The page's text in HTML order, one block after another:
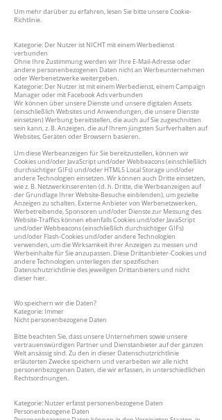
Um mehr darüber zu erfahren, lesen Sie bitte unsere Cookie-
Richtlinie.
Kategorie: Der Nutzer ist NICHT mit einem Werbedienst
verbunden
Ohne Ihre Zustimmung werden wir Ihre E-Mail-Adresse oder
andere personenbezogenen Daten nicht an Werbeunternehmen
oder Werbenetzwerke weitergeben.
Kategorie: Der Nutzer ist mit einem Werbedienst, einem Campaign
Manager oder mit Facebook Ads verbunden
Wir können über unsere Dienste und unsere digitalen Assets
(einschließlich Websites und Anwendungen, die unsere Dienste
einsetzen) Werbung bereitstellen, die auch auf Sie zugeschnitten
sein kann, z. B. Anzeigen, die auf Ihrem jüngsten Surfverhalten auf
Websites, Geräten oder Browsern basieren.
Um diese Werbeanzeigen für Sie bereitzustellen, können wir
Cookies und/oder JavaScript und/oder Webbeacons (einschließlich
durchsichtiger GIFs) und/oder HTML5 Local Storage und/oder
andere Technologien einsetzen. Wir können auch Dritte einsetzen,
wie z. B. Netzwerkinserenten (d. h. Dritte, die Werbeanzeigen auf
der Grundlage Ihrer Website-Besuche einblenden), um gezielte
Anzeigen zu schalten. Externe Anbieter von Werbenetzwerken,
Werbetreibende, Sponsoren und/oder Dienste zur Messung des
Website-Traffics können ebenfalls Cookies und/oder JavaScript
und/oder Webbeacons (einschließlich durchsichtiger GIFs)
und/oder Flash-Cookies und/oder andere Technologien
verwenden, um die Wirksamkeit ihrer Anzeigen zu messen und
Werbeinhalte für Sie anzupassen. Diese Drittanbieter-Cookies und
andere Technologien unterliegen der spezifischen
Datenschutzrichtlinie des jeweiligen Drittanbieters und nicht
dieser hier.
Wo speichern wir die Daten?
Kategorie: Immer
Nicht personenbezogene Daten
Bitte beachten Sie, dass unsere Unternehmen sowie unsere
vertrauenswürdigen Partner und Dienstanbieter auf der ganzen
Welt ansässig sind. Zu den in dieser Datenschutzrichtlinie
erläuterten Zwecke speichern und verarbeiten wir alle nicht
personenbezogenen Daten, die wir erfassen, in unterschiedlichen
Rechtsordnungen.
Kategorie: Nutzer erfasst personenbezogene Daten
Personenbezogene Daten